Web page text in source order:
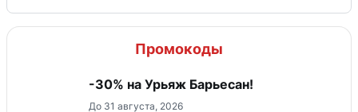
Промокоды
-30% на Урьяж Барьесан!
До 31 августа, 2026